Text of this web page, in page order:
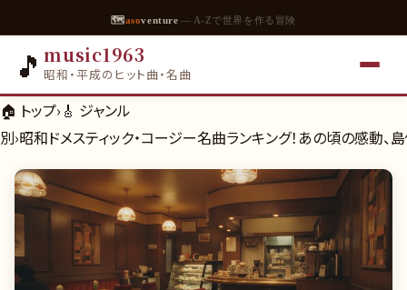
🗺asoventure — A-Zで世界を作る冒険
🎵 music1963
昭和・平成のヒット曲・名曲
🏠 トップ› 🎸 ジャンル
別›昭和ドメスティック・コージー名曲ランキング！あの頃の感動、島